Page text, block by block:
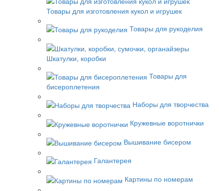
Товары для изготовления кукол и игрушек
Товары для рукоделия
Шкатулки, коробки
Товары для
бисероплетения
Наборы для творчества
Кружевные воротнички
Вышивание бисером
Галантерея
Картины по номерам